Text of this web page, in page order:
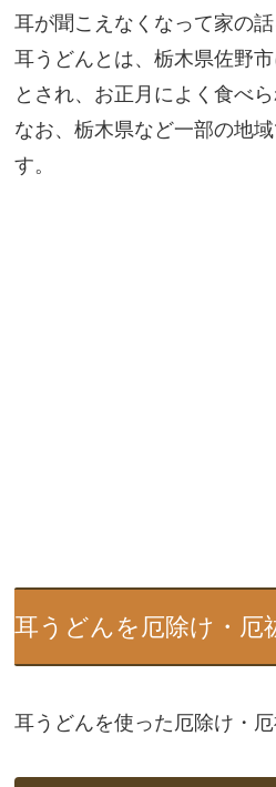
耳が聞こえなくなって家の
耳うどんとは、栃木県佐野
とされ、お正月によく食べ
なお、栃木県など一部の地
す。
耳うどんを厄除け・厄
耳うどんを使った厄除け・